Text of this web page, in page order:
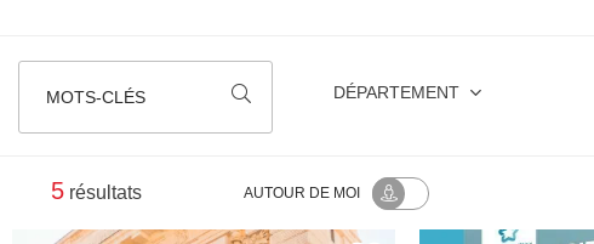
MOTS-CLÉS DÉPARTEMENT
5 résultats AUTOUR DE MOI